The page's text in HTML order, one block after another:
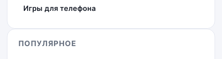
Игры для телефона
ПОПУЛЯРНОЕ